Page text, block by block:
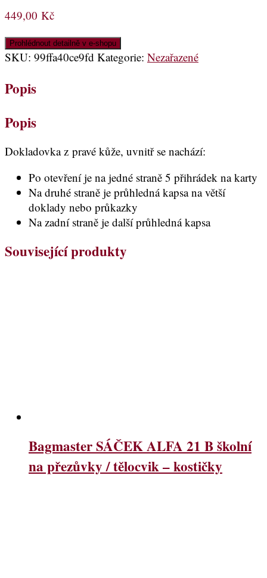
449,00 Kč
Prohlédnout detailně v e-shopu
SKU: 99ffa40ce9fd Kategorie: Nezařazené
Popis
Popis
Dokladovka z pravé kůže, uvnitř se nachází:
Po otevření je na jedné straně 5 přihrádek na karty
Na druhé straně je průhledná kapsa na větší
doklady nebo průkazky
Na zadní straně je další průhledná kapsa
Související produkty
Bagmaster SÁČEK ALFA 21 B školní
na přezůvky / tělocvik – kostičky